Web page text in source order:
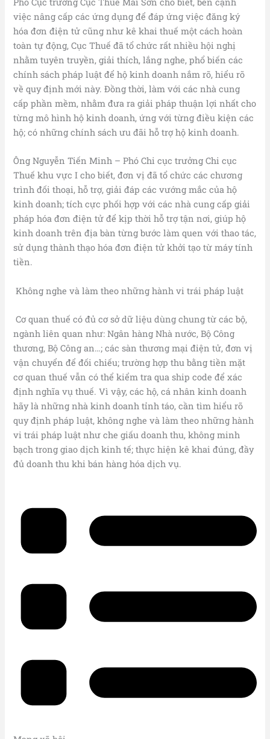
việc nâng cấp các ứng dụng để đáp ứng việc đăng ký
hóa đơn điện tử cũng như kê khai thuế một cách hoàn
toàn tự động, Cục Thuế đã tổ chức rất nhiều hội nghị
nhằm tuyên truyền, giải thích, lắng nghe, phổ biến các
chính sách pháp luật để hộ kinh doanh nắm rõ, hiểu rõ
về quy định mới này. Đồng thời, làm với các nhà cung
cấp phần mềm, nhằm đưa ra giải pháp thuận lợi nhất cho
từng mô hình hộ kinh doanh, ứng với từng điều kiện các
hộ; có những chính sách ưu đãi hỗ trợ hộ kinh doanh.
Ông Nguyễn Tiến Minh – Phó Chi cục trưởng Chi cục
Thuế khu vực I cho biết, đơn vị đã tổ chức các chương
trình đối thoại, hỗ trợ, giải đáp các vướng mắc của hộ
kinh doanh; tích cực phối hợp với các nhà cung cấp giải
pháp hóa đơn điện tử để kịp thời hỗ trợ tận nơi, giúp hộ
kinh doanh trên địa bàn từng bước làm quen với thao tác,
sử dụng thành thạo hóa đơn điện tử khởi tạo từ máy tính
tiền.
Không nghe và làm theo những hành vi trái pháp luật
Cơ quan thuế có đủ cơ sở dữ liệu dùng chung từ các bộ,
ngành liên quan như: Ngân hàng Nhà nước, Bộ Công
thương, Bộ Công an…; các sàn thương mại điện tử, đơn vị
vận chuyển để đối chiếu; trường hợp thu bằng tiền mặt
cơ quan thuế vẫn có thể kiểm tra qua ship code để xác
định nghĩa vụ thuế. Vì vậy, các hộ, cá nhân kinh doanh
hãy là những nhà kinh doanh tỉnh táo, cần tìm hiểu rõ
quy định pháp luật, không nghe và làm theo những hành
vi trái pháp luật như che giấu doanh thu, không minh
bạch trong giao dịch kinh tế; thực hiện kê khai đúng, đầy
đủ doanh thu khi bán hàng hóa dịch vụ.